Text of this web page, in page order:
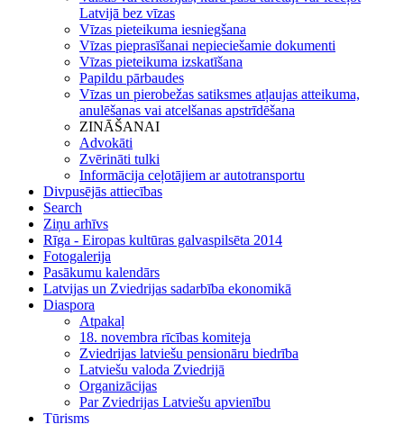
Latvijā bez vīzas
Vīzas pieteikuma iesniegšana
Vīzas pieprasīšanai nepieciešamie dokumenti
Vīzas pieteikuma izskatīšana
Papildu pārbaudes
Vīzas un pierobežas satiksmes atļaujas atteikuma,
anulēšanas vai atcelšanas apstrīdēšana
ZINĀŠANAI
Advokāti
Zvērināti tulki
Informācija ceļotājiem ar autotransportu
Divpusējās attiecības
Search
Ziņu arhīvs
Rīga - Eiropas kultūras galvaspilsēta 2014
Fotogalerija
Pasākumu kalendārs
Latvijas un Zviedrijas sadarbība ekonomikā
Diaspora
Atpakaļ
18. novembra rīcības komiteja
Zviedrijas latviešu pensionāru biedrība
Latviešu valoda Zviedrijā
Organizācijas
Par Zviedrijas Latviešu apvienību
Tūrisms